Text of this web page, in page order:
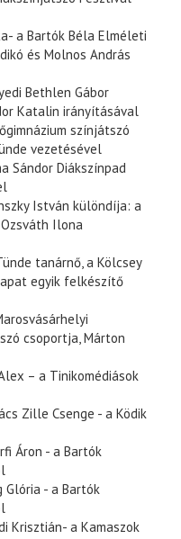
a Bartók Béla Elméleti
és Molnos András
Bethlen Gábor
Katalin irányításával
színjátszó
vezetésével
Sándor Diákszínpad
István különdíja: a
Ilona
tanárnő, a Kölcsey
egyik felkészítő
csoportja, Márton
– a Tinikomédiások
Zille Csenge - a Ködik
Áron - a Bartók
Glória - a Bartók
Krisztián- a Kamaszok